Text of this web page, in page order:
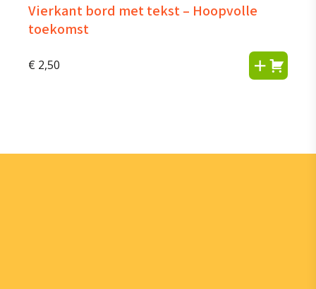
Vierkant bord met tekst – Hoopvolle
toekomst
€ 2,50